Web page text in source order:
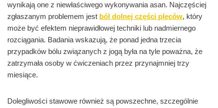
wynikają one z niewłaściwego wykonywania asan. Najczęściej
zgłaszanym problemem jest ból dolnej części pleców, który
może być efektem nieprawidłowej techniki lub nadmiernego
rozciągania. Badania wskazują, że ponad jedna trzecia
przypadków bólu związanych z jogą była na tyle poważna, że
zatrzymała osoby w ćwiczeniach przez przynajmniej trzy
miesiące.
Dolegliwości stawowe również są powszechne, szczególnie